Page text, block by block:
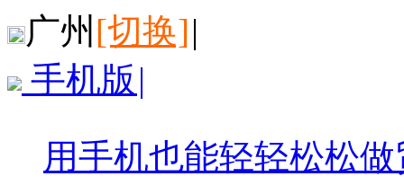
广州 [切换]|
手机版 |
用手机也能轻轻松松